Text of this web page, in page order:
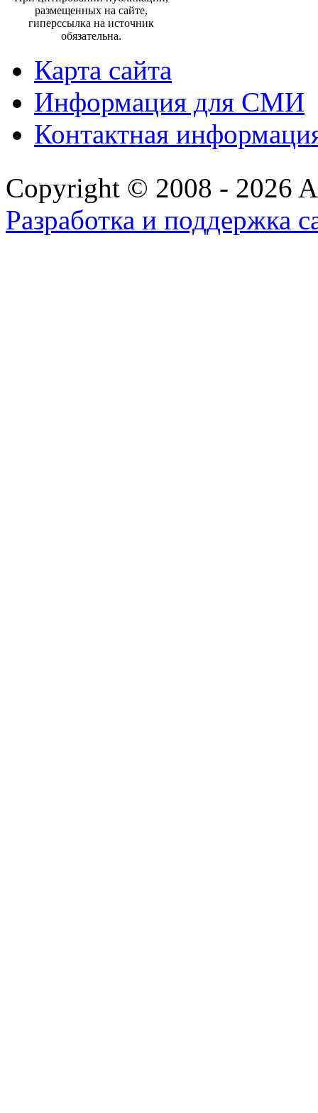
размещенных на сайте,
гиперссылка на источник
обязательна.
Карта сайта
Информация для СМИ
Контактная
Copyright © 2008 - 2026
Разработка и поддержка